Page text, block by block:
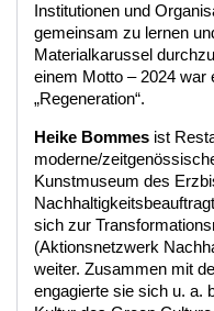
Institutionen und
gemeinsam zu lernen
Materialkarussel
einem Motto – 2024 war
„Regeneration“.
Heike Bommes ist
moderne/
Kunstmuseum des
sich zur
(Aktionsnetzwerk
weiter. Zusammen mit
engagierte sie sich u. a.